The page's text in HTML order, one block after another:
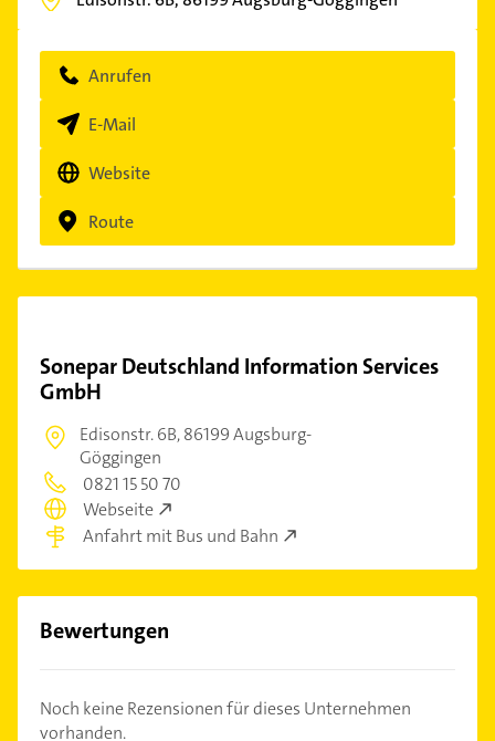
Anrufen
E-Mail
Website
Route
Sonepar Deutschland Information Services
GmbH
Edisonstr. 6B,86199 Augsburg-
Göggingen
0821 15 50 70
Webseite
Anfahrt mit Bus und Bahn
Bewertungen
Noch keine Rezensionen für dieses Unternehmen
vorhanden.